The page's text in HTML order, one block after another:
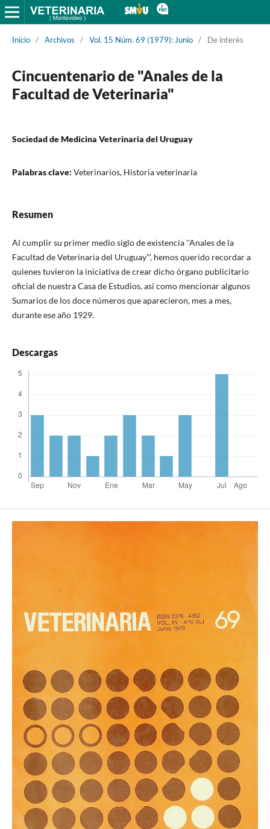
Inicio / Archivos / Vol. 15 Núm. 69 (1979): Junio / De interés
Cincuentenario de "Anales de la
Facultad de Veterinaria"
Sociedad de Medicina Veterinaria del Uruguay
Palabras clave: Veterinarios, Historia veterinaria
Resumen
Al cumplir su primer medio siglo de existencia ''Anales de la
Facultad de Veterinaria del Uruguay”', hemos querido recordar a
quienes tuvieron la iniciativa de crear dicho órgano publicitario
oficial de nuestra Casa de Estudios, así como mencionar algunos
Sumarios de los doce números que aparecieron, mes a mes,
durante ese año 1929.
Descargas